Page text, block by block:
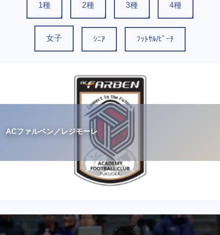
1種 2種 3種 4種
女子 ｼﾆｱ ﾌｯﾄｻﾙ/ﾋﾞｰﾁ
ACファルベン／レジモーレ